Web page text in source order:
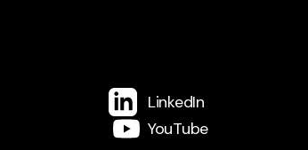
LinkedIn
YouTube